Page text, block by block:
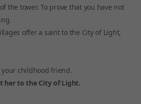
the tower. To prove that you have not
offer a saint to the City of Light,
childhood friend.
her to the City of Light.